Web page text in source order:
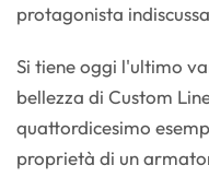
protagonista
Si tiene oggi l'ultimo
bellezza di Custom
quattordicesimo
proprietà di un